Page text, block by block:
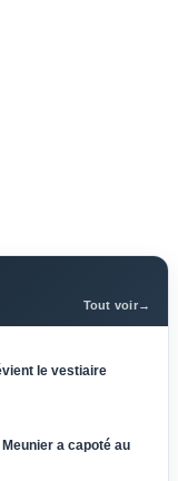
Tout voir→
le vestiaire
a capoté au